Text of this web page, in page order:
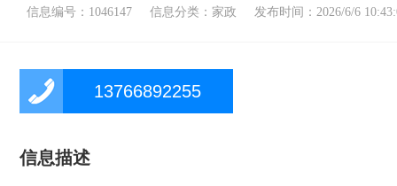
信息编号：1046147 信息分类：家政 发布时间：2026/6/6
13766892255
信息描述